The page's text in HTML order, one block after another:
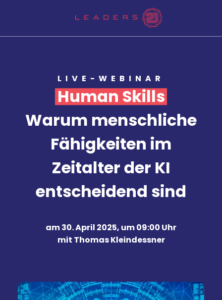
LIVE-WEBINAR
Human Skills
Warum menschliche
Fähigkeiten im
Zeitalter der KI
entscheidend sind
am 30. April 2025, um 09:00 Uhr
mit Thomas Kleindessner